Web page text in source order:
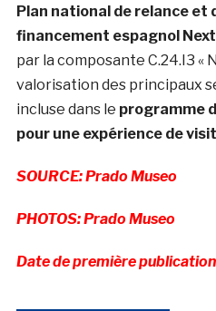
Plan national de relance et
financement espagnol Next
par la composante C.24.I3 «
valorisation des principaux
incluse dans le programme
pour une expérience de
SOURCE: Prado Museo
PHOTOS: Prado Museo
Date de première